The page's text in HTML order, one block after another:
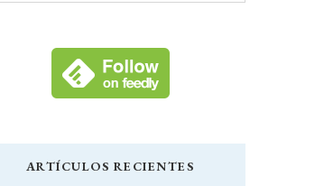
ARTÍCULOS RECIENTES